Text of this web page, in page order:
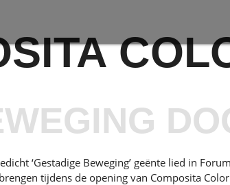
‘Gestadige Beweging’ geënte lied in
tijdens de opening van Composita